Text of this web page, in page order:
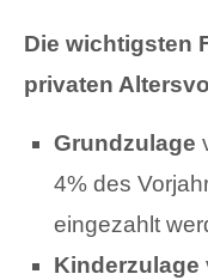
Die wichtigsten
privaten
Grundzulage
4% des
eingezahlt
Kinderzulage